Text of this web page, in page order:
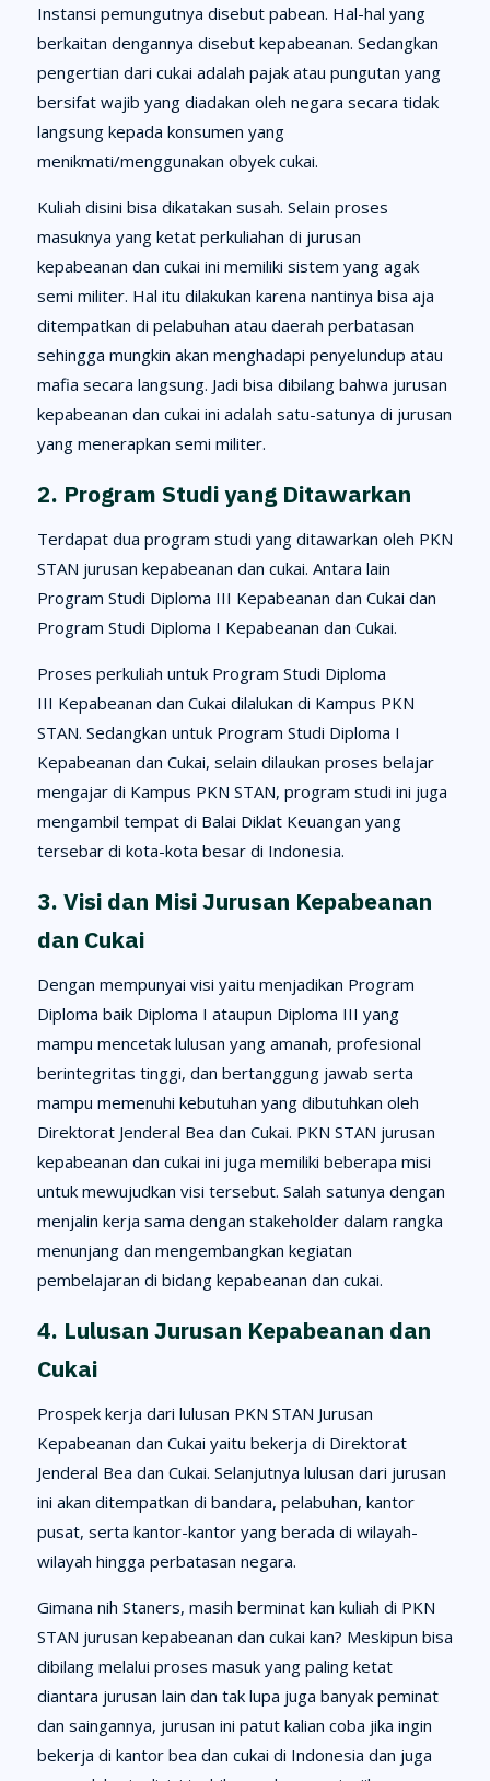
Instansi pemungutnya disebut pabean. Hal-hal yang
berkaitan dengannya disebut kepabeanan. Sedangkan
pengertian dari cukai adalah pajak atau pungutan yang
bersifat wajib yang diadakan oleh negara secara tidak
langsung kepada konsumen yang
menikmati/menggunakan obyek cukai.
Kuliah disini bisa dikatakan susah. Selain proses
masuknya yang ketat perkuliahan di jurusan
kepabeanan dan cukai ini memiliki sistem yang agak
semi militer. Hal itu dilakukan karena nantinya bisa aja
ditempatkan di pelabuhan atau daerah perbatasan
sehingga mungkin akan menghadapi penyelundup atau
mafia secara langsung. Jadi bisa dibilang bahwa jurusan
kepabeanan dan cukai ini adalah satu-satunya di jurusan
yang menerapkan semi militer.
2. Program Studi yang Ditawarkan
Terdapat dua program studi yang ditawarkan oleh PKN
STAN jurusan kepabeanan dan cukai. Antara lain
Program Studi Diploma III Kepabeanan dan Cukai dan
Program Studi Diploma I Kepabeanan dan Cukai.
Proses perkuliah untuk Program Studi Diploma
III Kepabeanan dan Cukai dilalukan di Kampus PKN
STAN. Sedangkan untuk Program Studi Diploma I
Kepabeanan dan Cukai, selain dilaukan proses belajar
mengajar di Kampus PKN STAN, program studi ini juga
mengambil tempat di Balai Diklat Keuangan yang
tersebar di kota-kota besar di Indonesia.
3. Visi dan Misi Jurusan Kepabeanan
dan Cukai
Dengan mempunyai visi yaitu menjadikan Program
Diploma baik Diploma I ataupun Diploma III yang
mampu mencetak lulusan yang amanah, profesional
berintegritas tinggi, dan bertanggung jawab serta
mampu memenuhi kebutuhan yang dibutuhkan oleh
Direktorat Jenderal Bea dan Cukai. PKN STAN jurusan
kepabeanan dan cukai ini juga memiliki beberapa misi
untuk mewujudkan visi tersebut. Salah satunya dengan
menjalin kerja sama dengan stakeholder dalam rangka
menunjang dan mengembangkan kegiatan
pembelajaran di bidang kepabeanan dan cukai.
4. Lulusan Jurusan Kepabeanan dan
Cukai
Prospek kerja dari lulusan PKN STAN Jurusan
Kepabeanan dan Cukai yaitu bekerja di Direktorat
Jenderal Bea dan Cukai. Selanjutnya lulusan dari jurusan
ini akan ditempatkan di bandara, pelabuhan, kantor
pusat, serta kantor-kantor yang berada di wilayah-
wilayah hingga perbatasan negara.
Gimana nih Staners, masih berminat kan kuliah di PKN
STAN jurusan kepabeanan dan cukai kan? Meskipun bisa
dibilang melalui proses masuk yang paling ketat
diantara jurusan lain dan tak lupa juga banyak peminat
dan saingannya, jurusan ini patut kalian coba jika ingin
bekerja di kantor bea dan cukai di Indonesia dan juga